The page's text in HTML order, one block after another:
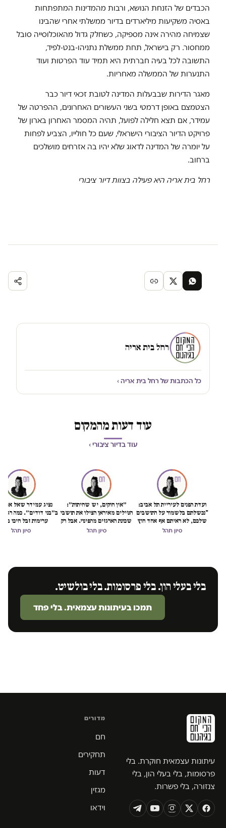
הכבדים של הזנחת הנושא, ורבות מהמדינות המתפתחות
באסיה משקיעות מיליארדים בדיור ממשלתי אחרי שהבינו
שצמיחה מהירה אינה מספיקה, כשחלק גדול מהאוכלוסייה סובל
ממחסור. רק בישראל, תחת ממשלת נתניהו-בנט-לפיד,
התשובה לכל בעיה חברתית היא תמיד עוד הפרטות ועוד
התנערות של הממשלה מאחריות.
מאגר הדירות שבבעלות המדינה לטובת זכאי דיור כבר
הצטמצם באופן דרמטי בשני העשורים האחרונים, ההפרטה של
עמידר, אם תצא חלילה לפועל, תהיה המסמר האחרון בארון של
פרויקט הדיור הציבורי הישראלי, שעם כל חולייו, הצביע לפחות
על יומרה של המדינה לדאוג שלא יהיו בה אזרחים מושלכים
ברחוב.
רחל בית אריה היא פעילה בצוות דיור ציבורי
רחל בית אריה
כל הכתבות של רחל בית אריה ›
עוד דעות מהמקום
עוד בדיור ציבורי ›
ועדת הפנים לעיריית תל אביב:
"נכשלתם בלשמור על התושבים
שלכם, לא ראיתם אף אחד חוץ
מההכנסות שלכם"
סיון תהל
״אין חוקים, יש שחיתות״:
הטילים מאיראן הצילו את תושבי
שכונת הארגזים מהפינוי. אבל רק
בינתיים
סיון תהל
נציג עמידר שאל אם
ב״בני דודים״. כמה
ערימות זבל חיכו
סיון תהל
בלי בעלי הון. בלי פרסומות. בלי בולשיט.
תמכו בעיתונות עצמאית. בלי פחד
עיתונות עצמאית חוקרת. בלי
פרסומות, בלי בעלי הון, בלי
צנזורה, בלי פשרות.
מדורים
חם
תחקירים
דעות
מגזין
וידאו